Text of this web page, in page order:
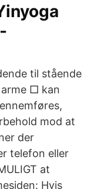
til stående
□ kan
mod at
der
telefon eller
at
Hvis